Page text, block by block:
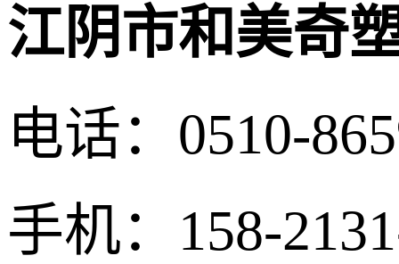
江阴市和美奇
电话：0510-
手机：158-